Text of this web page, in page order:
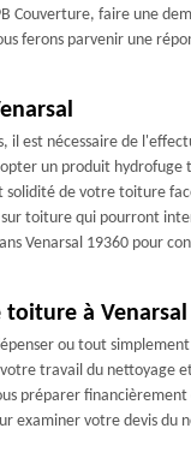
Couverture, faire une
ferons parvenir une
il est nécessaire de
un produit hydrofuge
de votre toiture
toiture qui pourront
Venarsal 19360 pour
toiture à Venarsal
ou tout
travail du nettoyage
préparer
examiner votre devis